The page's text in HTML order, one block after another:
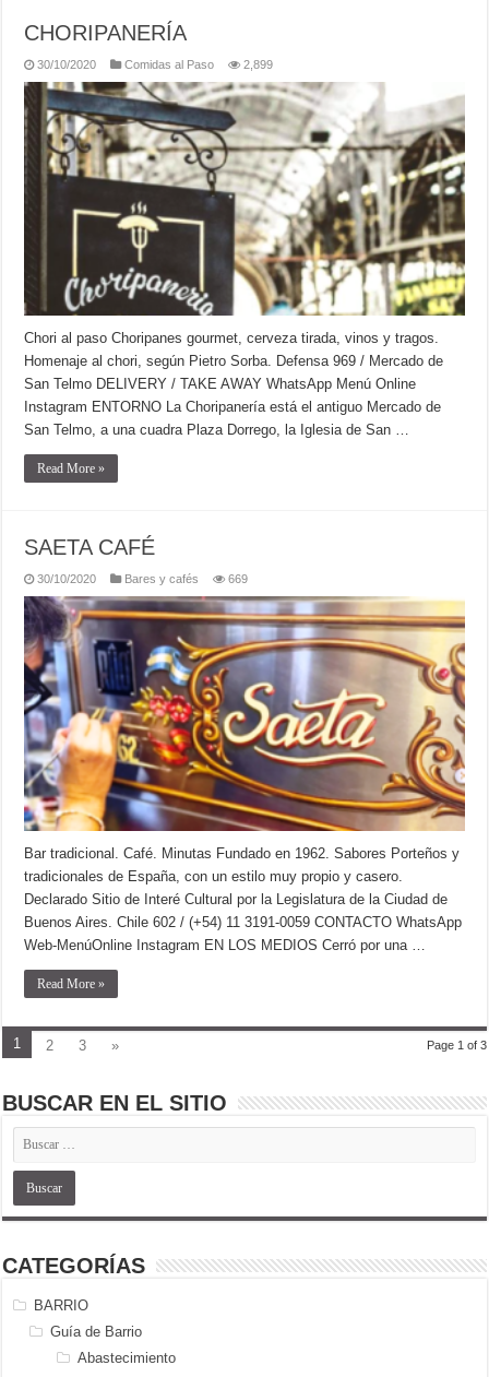
CHORIPANERÍA
30/10/2020 Comidas al Paso 2,899
Chori al paso Choripanes gourmet, cerveza tirada, vinos y tragos.
Homenaje al chori, según Pietro Sorba. Defensa 969 / Mercado de
San Telmo DELIVERY / TAKE AWAY WhatsApp Menú Online
Instagram ENTORNO La Choripanería está el antiguo Mercado de
San Telmo, a una cuadra Plaza Dorrego, la Iglesia de San …
Read More »
SAETA CAFÉ
30/10/2020 Bares y cafés 669
Bar tradicional. Café. Minutas Fundado en 1962. Sabores Porteños y
tradicionales de España, con un estilo muy propio y casero.
Declarado Sitio de Interé Cultural por la Legislatura de la Ciudad de
Buenos Aires. Chile 602 / (+54) 11 3191-0059 CONTACTO WhatsApp
Web-MenúOnline Instagram EN LOS MEDIOS Cerró por una …
Read More »
Page 1 of 3
1 2 3 »
BUSCAR EN EL SITIO
CATEGORÍAS
BARRIO
Guía de Barrio
Abastecimiento